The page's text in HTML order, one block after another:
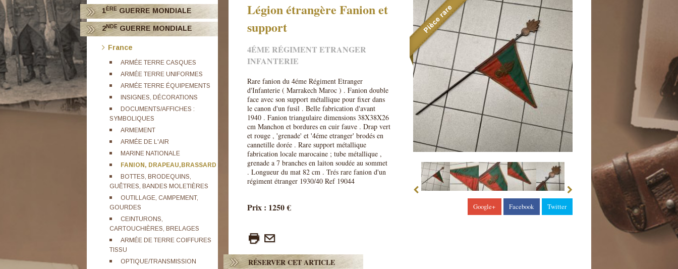
1ÈREGUERRE MONDIALE
2NDEGUERRE MONDIALE
France
ARMÉE TERRE CASQUES
ARMÉE TERRE UNIFORMES
ARMÉE TERRE ÉQUIPEMENTS
INSIGNES, DÉCORATIONS
DOCUMENTS/AFFICHES :
SYMBOLIQUES
ARMEMENT
ARMÉE DE L'AIR
MARINE NATIONALE
FANION, DRAPEAU,BRASSARD
BOTTES, BRODEQUINS,
GUÊTRES, BANDES MOLETIÈRES
OUTILLAGE, CAMPEMENT,
GOURDES
CEINTURONS,
CARTOUCHIÈRES, BRELAGES
ARMÉE DE TERRE COIFFURES
TISSU
OPTIQUE/TRANSMISSION
Légion étrangère Fanion et
support
4ÉME RÉGIMENT ETRANGER
INFANTERIE
Rare fanion du 4éme Régiment Etranger
d'Infanterie ( Marrakech Maroc ) . Fanion double
face avec son support métallique pour fixer dans
le canon d'un fusil . Belle fabrication d'avant
1940 . Fanion triangulaire dimensions 38X38X26
cm Manchon et bordures en cuir fauve . Drap vert
et rouge , 'grenade' et '4éme etranger' brodés en
cannetille dorée . Rare support métallique
fabrication locale marocaine ; tube métallique ,
grenade a 7 branches en laiton soudée au sommet
. Longueur du mat 82 cm . Trés rare fanion d'un
régiment étranger 1930/40 Ref 19044
Prix : 1250 €
RÉSERVER CET ARTICLE
Google+ Facebook Twitter